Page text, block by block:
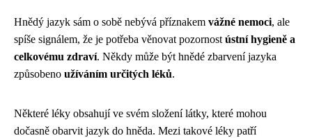
Hnědý jazyk sám o sobě nebývá příznakem vážné nemoci, ale
spíše signálem, že je potřeba věnovat pozornost ústní hygieně a
celkovému zdraví. Někdy může být hnědé zbarvení jazyka
způsobeno užíváním určitých léků.
Některé léky obsahují ve svém složení látky, které mohou
dočasně obarvit jazyk do hněda. Mezi takové léky patří